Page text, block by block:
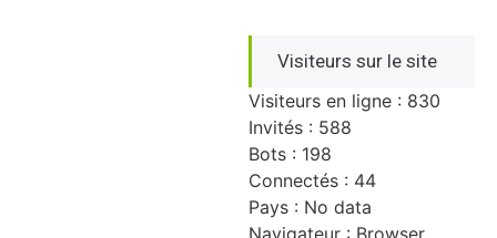
Visiteurs sur le site
Visiteurs en ligne : 830
Invités : 588
Bots : 198
Connectés : 44
Pays : No data
Navigateur : Browser